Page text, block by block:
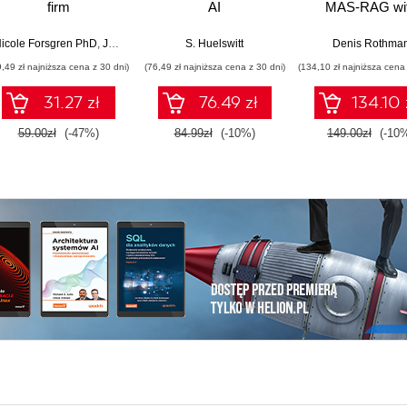
firm
Forsgren PhD, Jez Humble Gene Kim
zł najniższa cena z 30 dni)
31.27 zł
59.00zł (-47%)
AI
S. Huelswitt
(76,49 zł najniższa cena z 30 dni)
76.49 zł
84.99zł (-10%)
MAS-RAG
GraphRAG,
pipelines, and
Database
Second
Denis
(134,10 zł najniższa
134.10
149.00zł (-